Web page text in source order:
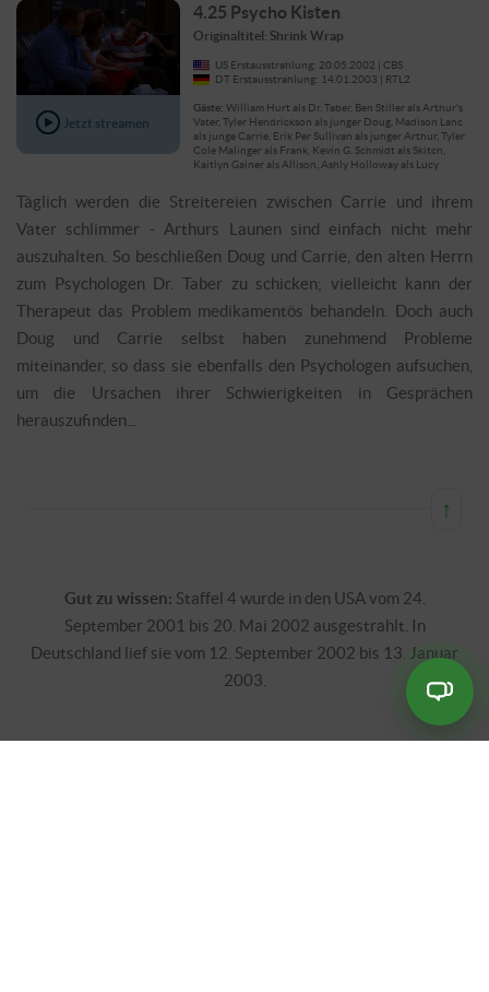
Jetzt streamen
4.25 Psycho Kisten
Originaltitel: Shrink Wrap
US Erstausstrahlung: 20.05.2002 | CBS
DT Erstausstrahlung: 14.01.2003 | RTL2
Gäste: William Hurt als Dr. Taber, Ben Stiller als Arthur's
Vater, Tyler Hendrickson als junger Doug, Madison Lanc
als junge Carrie, Erik Per Sullivan als junger Arthur, Tyler
Cole Malinger als Frank, Kevin G. Schmidt als Skitch,
Kaitlyn Gainer als Allison, Ashly Holloway als Lucy
Täglich werden die Streitereien zwischen Carrie und ihrem
Vater schlimmer - Arthurs Launen sind einfach nicht mehr
auszuhalten. So beschließen Doug und Carrie, den alten Herrn
zum Psychologen Dr. Taber zu schicken; vielleicht kann der
Therapeut das Problem medikamentös behandeln. Doch auch
Doug und Carrie selbst haben zunehmend Probleme
miteinander, so dass sie ebenfalls den Psychologen aufsuchen,
um die Ursachen ihrer Schwierigkeiten in Gesprächen
herauszufinden...
↑
Gut zu wissen: Staffel 4 wurde in den USA vom 24.
September 2001 bis 20. Mai 2002 ausgestrahlt. In
Deutschland lief sie vom 12. September 2002 bis 13. Januar
2003.